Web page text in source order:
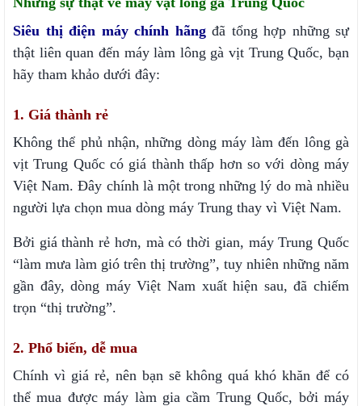
Siêu thị điện máy chính hãngđã tổng hợp những sự
thật liên quan đến máy làm lông gà vịt Trung Quốc, bạn
hãy tham khảo dưới đây:
1. Giá thành rẻ
Không thể phủ nhận, những dòng máy làm đến lông gà
vịt Trung Quốc có giá thành thấp hơn so với dòng máy
Việt Nam. Đây chính là một trong những lý do mà nhiều
người lựa chọn mua dòng máy Trung thay vì Việt Nam.
Bởi giá thành rẻ hơn, mà có thời gian, máy Trung Quốc
“làm mưa làm gió trên thị trường”, tuy nhiên những năm
gần đây, dòng máy Việt Nam xuất hiện sau, đã chiếm
trọn “thị trường”.
2. Phổ biến, dễ mua
Chính vì giá rẻ, nên bạn sẽ không quá khó khăn để có
thể mua được máy làm gia cầm Trung Quốc, bởi máy